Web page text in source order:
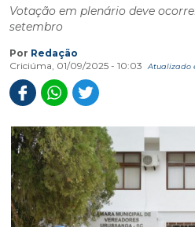
Votação em plenário deve
setembro
Por Redação
Criciúma, 01/09/2025 - 10:03
Atualizado